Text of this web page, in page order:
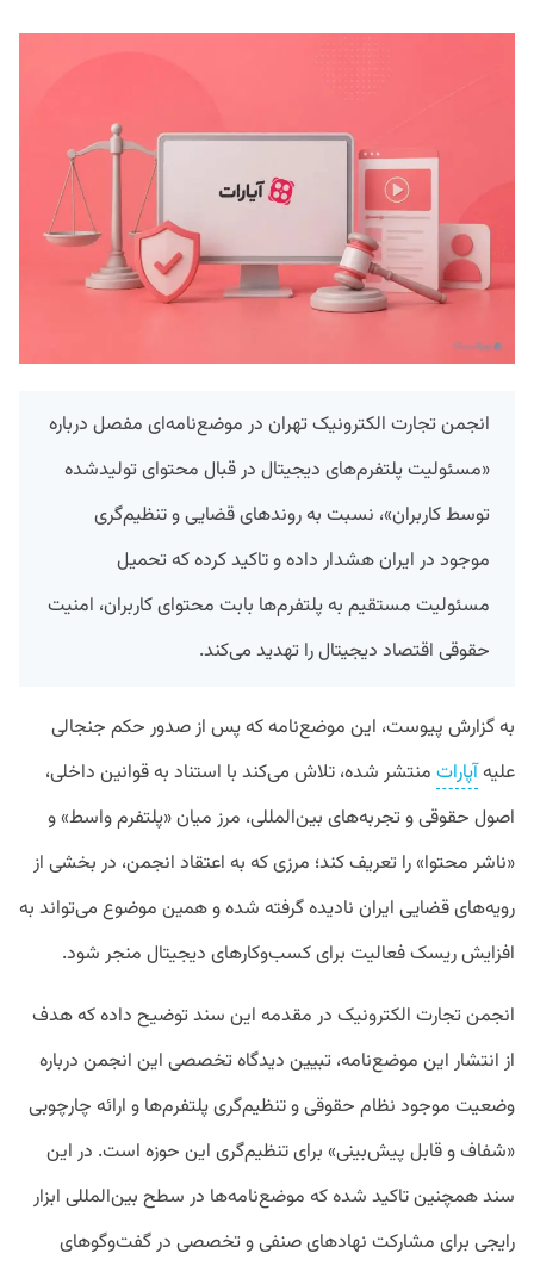
انجمن تجارت الکترونیک تهران در موضع‌نامه‌ای مفصل درباره
«مسئولیت پلتفرم‌های دیجیتال در قبال محتوای تولیدشده
توسط کاربران»، نسبت به روندهای قضایی و تنظیم‌گری
موجود در ایران هشدار داده و تاکید کرده که تحمیل
مسئولیت مستقیم به پلتفرم‌ها بابت محتوای کاربران، امنیت
حقوقی اقتصاد دیجیتال را تهدید می‌کند.
به گزارش پیوست، این موضع‌نامه که پس از صدور حکم جنجالی
علیهآپارات منتشر شده، تلاش می‌کند با استناد به قوانین داخلی،
اصول حقوقی و تجربه‌های بین‌المللی، مرز میان «پلتفرم واسط» و
«ناشر محتوا» را تعریف کند؛ مرزی که به اعتقاد انجمن، در بخشی از
رویه‌های قضایی ایران نادیده گرفته شده و همین موضوع می‌تواند به
افزایش ریسک فعالیت برای کسب‌وکارهای دیجیتال منجر شود.
انجمن تجارت الکترونیک در مقدمه این سند توضیح داده که هدف
از انتشار این موضع‌نامه، تبیین دیدگاه تخصصی این انجمن درباره
وضعیت موجود نظام حقوقی و تنظیم‌گری پلتفرم‌ها و ارائه چارچوبی
«شفاف و قابل پیش‌بینی» برای تنظیم‌گری این حوزه است. در این
سند همچنین تاکید شده که موضع‌نامه‌ها در سطح بین‌المللی ابزار
رایجی برای مشارکت نهادهای صنفی و تخصصی در گفت‌وگوهای